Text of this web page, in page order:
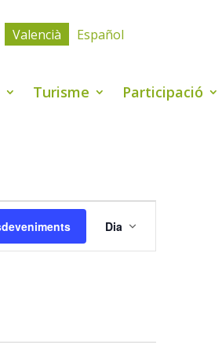
Valencià Español
Turisme Participació
Navegació
de
Dia